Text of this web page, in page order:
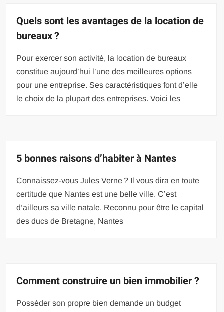
Quels sont les avantages de la location de
bureaux ?
Pour exercer son activité, la location de bureaux
constitue aujourd’hui l’une des meilleures options
pour une entreprise. Ses caractéristiques font d’elle
le choix de la plupart des entreprises. Voici les
5 bonnes raisons d’habiter à Nantes
Connaissez-vous Jules Verne ? Il vous dira en toute
certitude que Nantes est une belle ville. C’est
d’ailleurs sa ville natale. Reconnu pour être le capital
des ducs de Bretagne, Nantes
Comment construire un bien immobilier ?
Posséder son propre bien demande un budget